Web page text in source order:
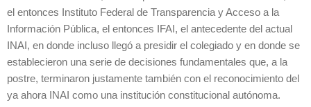
el entonces Instituto Federal de Transparencia y Acceso a la
Información Pública, el entonces IFAI, el antecedente del actual
INAI, en donde incluso llegó a presidir el colegiado y en donde se
establecieron una serie de decisiones fundamentales que, a la
postre, terminaron justamente también con el reconocimiento del
ya ahora INAI como una institución constitucional autónoma.